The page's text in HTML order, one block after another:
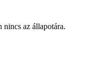
nincs az állapotára.